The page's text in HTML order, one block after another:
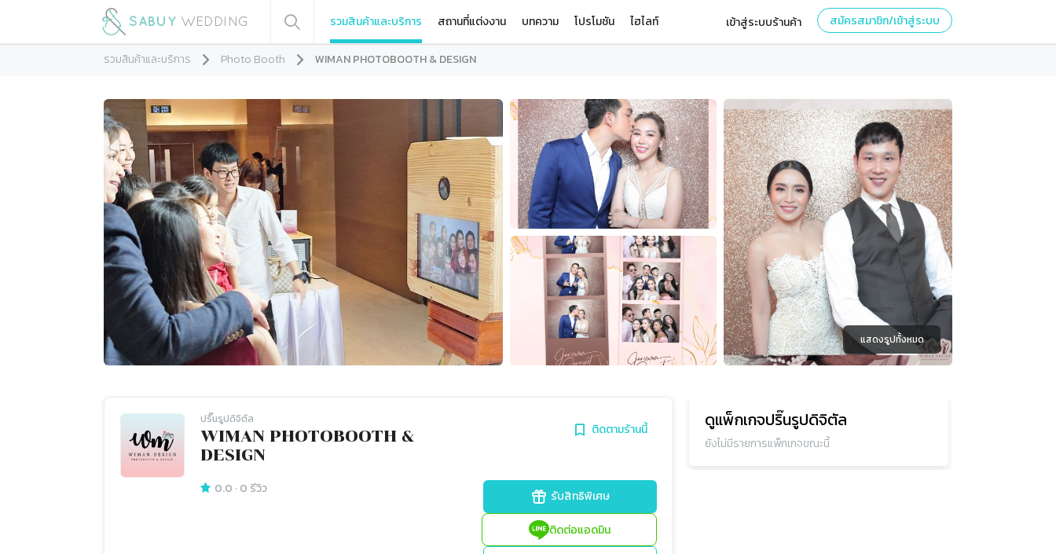
รวมสินค้าและบริการ สถานที่แต่งงาน บทความ โปรโมชัน ไฮไลท์ เข้าสู่ระบบร้านค้า สมัครสมาชิก/เข้าสู่ระบบ
รวมสินค้าและบริการ Photo Booth WIMAN PHOTOBOOTH & DESIGN
แสดงรูปทั้งหมด
ปริ๊นรูปดิจิตัล
WIMAN PHOTOBOOTH &
DESIGN
ติดตามร้านนี้
0.0 ·0 รีวิว รับสิทธิพิเศษ
ติดต่อแอดมิน
ดูแพ็กเกจปริ๊นรูปดิจิตัล
ยังไม่มีรายการแพ็กเกจขณะนี้